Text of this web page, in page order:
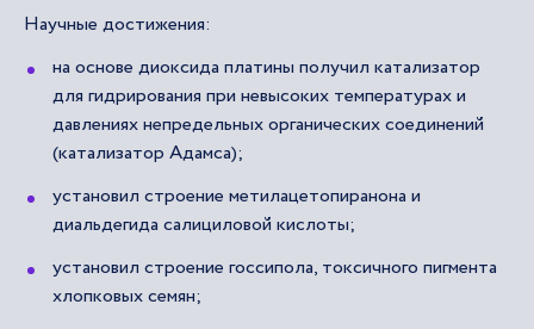
Научные достижения:
на основе диоксида платины получил катализатор
для гидрирования при невысоких температурах и
давлениях непредельных органических соединений
(катализатор Адамса);
установил строение метилацетопиранона и
диальдегида салициловой кислоты;
установил строение госсипола, токсичного пигмента
хлопковых семян;